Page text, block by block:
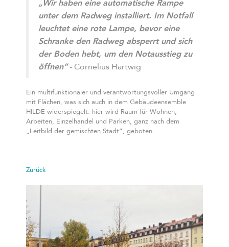
„Wir haben eine automatische Rampe
unter dem Radweg installiert. Im Notfall
leuchtet eine rote Lampe, bevor eine
Schranke den Radweg absperrt und sich
der Boden hebt, um den Notausstieg zu
öffnen”- Cornelius Hartwig
Ein multifunktionaler und verantwortungsvoller Umgang
mit Flächen, was sich auch in dem Gebäudeensemble
HILDE widerspiegelt: hier wird Raum für Wohnen,
Arbeiten, Einzelhandel und Parken, ganz nach dem
„Leitbild der gemischten Stadt”, geboten.
Zurück